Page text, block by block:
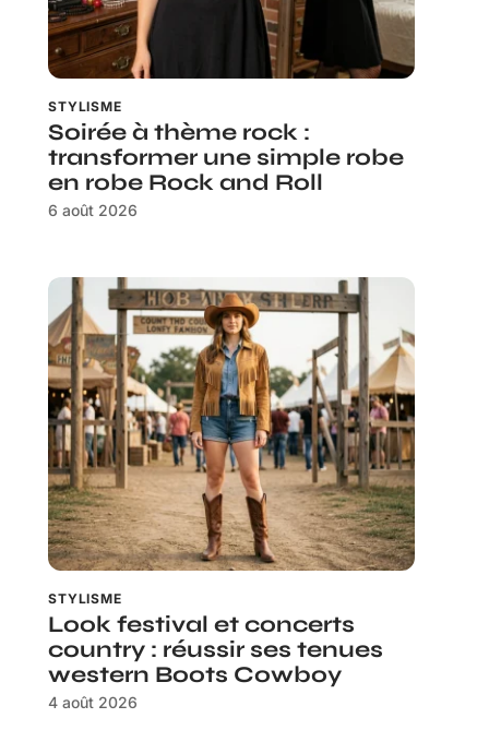
STYLISME
Soirée à thème rock :
transformer une simple robe
en robe Rock and Roll
6 août 2026
STYLISME
Look festival et concerts
country : réussir ses tenues
western Boots Cowboy
4 août 2026